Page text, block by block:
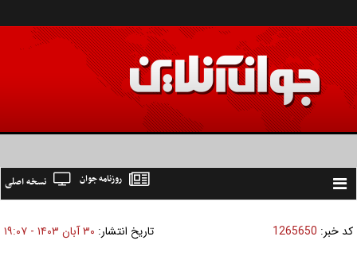
Toggle
نسخه اصلی روزنامه جوان
کد خبر: 1265650 تاریخ انتشار: ۳۰ آبان ۱۴۰۳ - ۱۹:۰۷